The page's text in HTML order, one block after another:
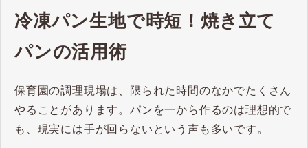
冷凍パン生地で時短！焼き立て
パンの活用術
保育園の調理現場は、限られた時間のなかでたくさん
やることがあります。パンを一から作るのは理想的で
も、現実には手が回らないという声も多いです。